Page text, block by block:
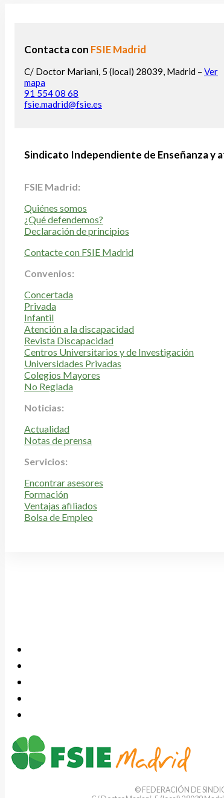
Contacta con FSIE Madrid
C/ Doctor Mariani, 5 (local) 28039, Madrid – Ver
mapa
91 554 08 68
fsie.madrid@fsie.es
Sindicato Independiente de Enseñanza y
FSIE Madrid:
Quiénes somos
¿Qué defendemos?
Declaración de principios
Contacte con FSIE Madrid
Convenios:
Concertada
Privada
Infantil
Atención a la discapacidad
Revista Discapacidad
Centros Universitarios y de Investigación
Universidades Privadas
Colegios Mayores
No Reglada
Noticias:
Actualidad
Notas de prensa
Servicios:
Encontrar asesores
Formación
Ventajas afiliados
Bolsa de Empleo
© FEDERACIÓN DE